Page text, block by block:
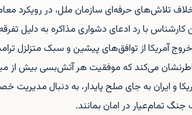
تلاش‌های حرفه‌ای سازمان ملل، در رویکرد
کارشناس با رد ادعای دشواری مذاکره به دلیل
خروج آمریکا از توافق‌های پیشین و سبک متزلزل
می‌کند که موفقیت هر آتش‌بسی بیش از
و ایران به جای صلح پایدار، به دنبال
جنگ تمام‌عیار در امان بمانند.